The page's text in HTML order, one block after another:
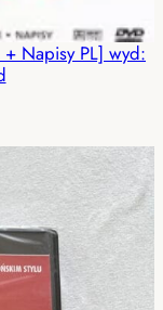
+ Napisy PL] wyd: